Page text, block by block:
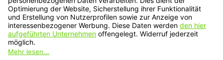
Service
Informationen